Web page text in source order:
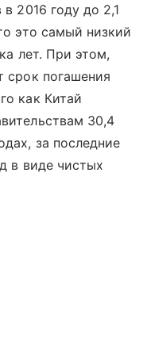
2016 году до 2,1
это самый низкий
лет. При этом,
срок погашения
как Китай
30,4
за последние
в виде чистых